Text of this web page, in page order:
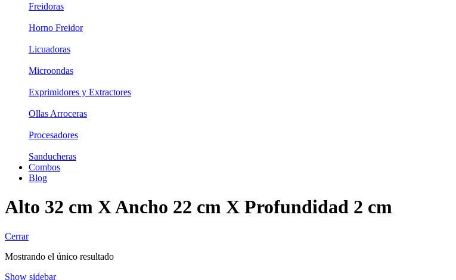
Freidoras
Horno Freidor
Licuadoras
Microondas
Exprimidores y Extractores
Ollas Arroceras
Procesadores
Sanducheras
Combos
Blog
Alto 32 cm X Ancho 22 cm X Profundidad 2 cm
Cerrar
Mostrando el único resultado
Show sidebar